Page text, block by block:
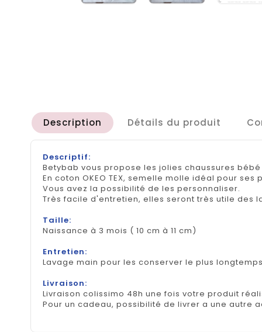
Description Détails du produit
Descriptif:
Betybab vous propose les jolies chaussures
En coton OKEO TEX, semelle molle idéal pour
Vous avez la possibilité de les personnaliser.
Très facile d'entretien, elles seront très utile des
Taille:
Naissance à 3 mois ( 10 cm à 11 cm)
Entretien:
Lavage main pour les conserver le plus
Livraison:
Livraison colissimo 48h une fois votre produit
Pour un cadeau, possibilité de livrer a une autre